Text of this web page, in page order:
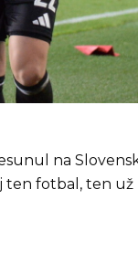
na
fotbal, ten už